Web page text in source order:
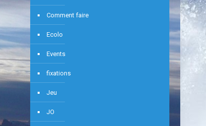
Comment faire
Ecolo
Events
fixations
Jeu
JO